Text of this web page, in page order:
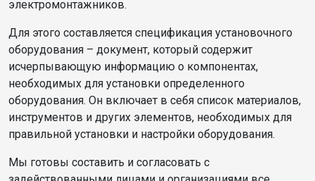
электромонтажников.
Для этого составляется спецификация установочного
оборудования – документ, который содержит
исчерпывающую информацию о компонентах,
необходимых для установки определенного
оборудования. Он включает в себя список материалов,
инструментов и других элементов, необходимых для
правильной установки и настройки оборудования.
Мы готовы составить и согласовать с